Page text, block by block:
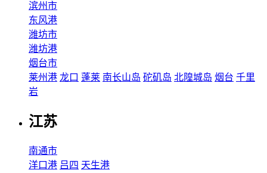
滨州市
东风港
潍坊市
潍坊港
烟台市
莱州港 龙口 蓬莱 南长山岛 砣矶岛 北隍城岛 烟台 千里
岩
江苏
南通市
洋口港 吕四 天生港